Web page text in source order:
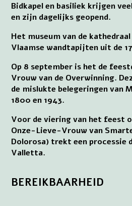
Bidkapel en basiliek krijgen
en zijn dagelijks geopend.
Het museum van de
Vlaamse wandtapijten uit de
Op 8 september is het de
Vrouw van de Overwinning.
de mislukte belegeringen van
1800 en 1943.
Voor de viering van het feest
Onze-Lieve-Vrouw van
Dolorosa) trekt een processie
Valletta.
BEREIKBAARHEID